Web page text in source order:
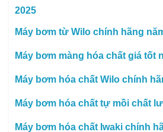
2025
Máy bơm từ Wilo chính hãng
Máy bơm màng hóa chất giá tốt
Máy bơm hóa chất Wilo chính
Máy bơm hóa chất tự mồi chất
Máy bơm hóa chất Iwaki chính